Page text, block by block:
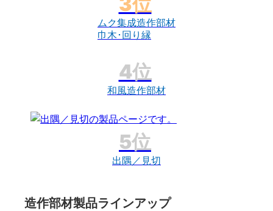
ムク集成造作部材
巾木･回り縁
和風造作部材
出隅／見切
造作部材製品ラインアップ